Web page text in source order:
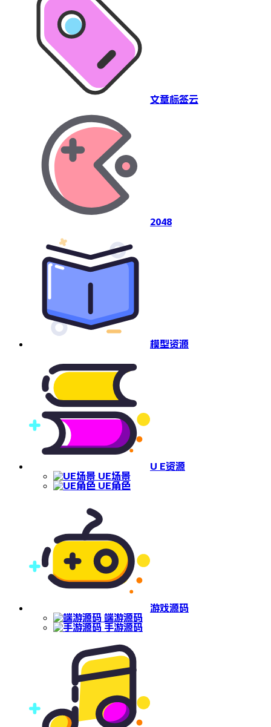
文章标签云
2048
模型资源
U E资源
UE场景
UE角色
游戏源码
端游源码
手游源码